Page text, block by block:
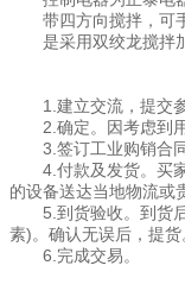
带四方向搅拌，可
是采用双绞龙搅拌加
1.建立交流，提交参
2.确定。因考虑到用
3.签订工业购销合同
4.付款及发货。买家
的设备送达当地物流或
5.到货验收。到货后
素)。确认无误后，提货
6.完成交易。